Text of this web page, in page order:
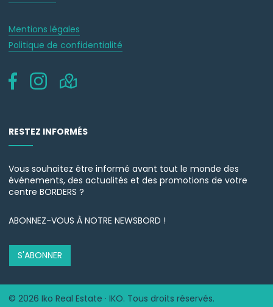
Mentions légales
Politique de confidentialité
RESTEZ INFORMÉS
Vous souhaitez être informé avant tout le monde des
événements, des actualités et des promotions de votre
centre BORDERS ?
ABONNEZ-VOUS À NOTRE NEWSBORD !
S'ABONNER
© 2026 Iko Real Estate · IKO. Tous droits réservés.